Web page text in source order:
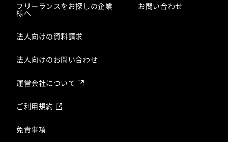
フリーランスをお探しの企業
様へ
法人向けの資料請求
法人向けのお問い合わせ
お問い合わせ
運営会社について
ご利用規約
免責事項